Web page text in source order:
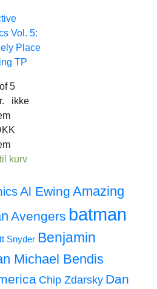
Vol. 5:
Place
TP
5
ikke
kurv
Al Ewing Amazing
Avengers batman
Snyder Benjamin
Michael Bendis
Chip Zdarsky Dan